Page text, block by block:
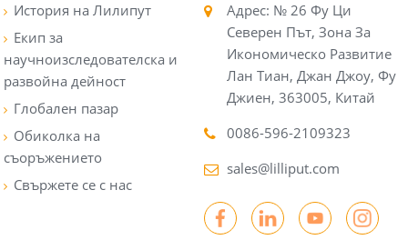
История на Лилипут
Екип за
научноизследователска и
развойна дейност
Глобален пазар
Обиколка на
съоръжението
Свържете се с нас
Адрес: № 26 Фу Ци
Северен Път, Зона За
Икономическо Развитие
Лан Тиан, Джан Джоу, Фу
Джиен, 363005, Китай
0086-596-2109323
sales@lilliput.com